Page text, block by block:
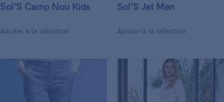
Sol’S Camp Nou Kids
Ajouter à la sélection
Sol’S Jet Men
Ajouter à la sélection